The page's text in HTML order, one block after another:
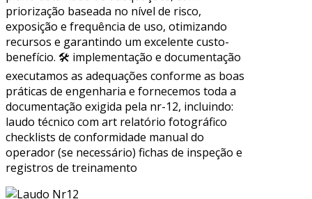
priorização baseada no nível de risco,
exposição e frequência de uso, otimizando
recursos e garantindo um excelente custo-
benefício. 🛠 implementação e documentação
executamos as adequações conforme as boas
práticas de engenharia e fornecemos toda a
documentação exigida pela nr-12, incluindo:
laudo técnico com art relatório fotográfico
checklists de conformidade manual do
operador (se necessário) fichas de inspeção e
registros de treinamento